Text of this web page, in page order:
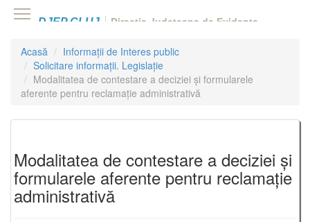
DJEP CLUJ Directia Judeteana de Evidenta a Cluj
Acasă
Informații de Interes public
Solicitare informații. Legislație
Modalitatea de contestare a deciziei și formularele
aferente pentru reclamație administrativă
Modalitatea de contestare a deciziei și
formularele aferente pentru reclamație
administrativă